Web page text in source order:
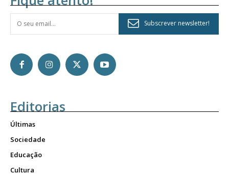
Subscrever newsletter!
Editorias
Últimas
Sociedade
Educação
Cultura